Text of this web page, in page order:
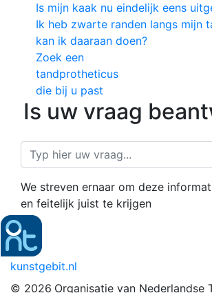
Is mijn kaak nu eindelijk eens
Ik heb zwarte randen langs mijn
kan ik daaraan doen?
Zoek een
tandprotheticus
die bij u past
Is uw vraag
We streven ernaar om deze
en feitelijk juist te krijgen
kunstgebit.nl
© 2026 Organisatie van Nederlandse